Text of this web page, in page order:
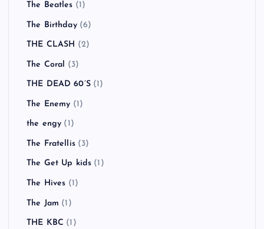
The Beatles (1)
The Birthday(6)
THE CLASH (2)
The Coral (3)
THE DEAD 60’S(1)
The Enemy (1)
the engy (1)
The Fratellis(3)
The Get Up kids (1)
The Hives (1)
The Jam (1)
THE KBC (1)